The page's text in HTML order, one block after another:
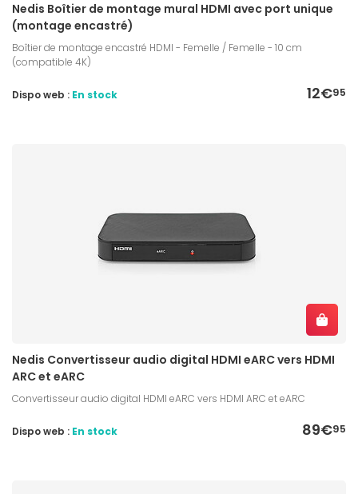
Nedis Boîtier de montage mural HDMI avec port unique
(montage encastré)
Boîtier de montage encastré HDMI - Femelle / Femelle - 10 cm
(compatible 4K)
12€95
Dispo web : En stock
Nedis Convertisseur audio digital HDMI eARC vers HDMI
ARC et eARC
Convertisseur audio digital HDMI eARC vers HDMI ARC et eARC
89€95
Dispo web : En stock